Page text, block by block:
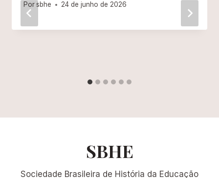
Porsbhe 24 de junho de 2026
SBHE
Sociedade Brasileira de História da Educação